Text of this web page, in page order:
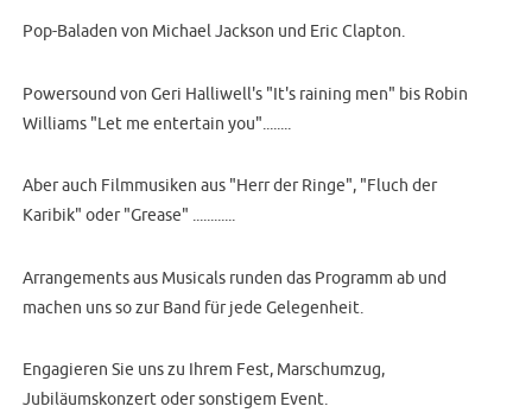
Pop-Baladen von Michael Jackson und Eric Clapton.
Powersound von Geri Halliwell's "It's raining men" bis Robin
Williams "Let me entertain you"........
Aber auch Filmmusiken aus "Herr der Ringe", "Fluch der
Karibik" oder "Grease" ............
Arrangements aus Musicals runden das Programm ab und
machen uns so zur Band für jede Gelegenheit.
Engagieren Sie uns zu Ihrem Fest, Marschumzug,
Jubiläumskonzert oder sonstigem Event.